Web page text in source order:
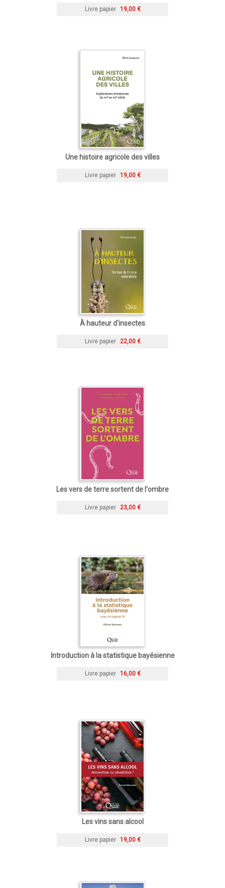
Livre papier 19,00 €
Une histoire agricole des villes
Livre papier 19,00 €
À hauteur d'insectes
Livre papier 22,00 €
Les vers de terre sortent de l'ombre
Livre papier 23,00 €
Introduction à la statistique bayésienne
Livre papier 16,00 €
Les vins sans alcool
Livre papier 19,00 €